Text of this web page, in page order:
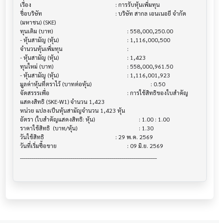
เรื่อง                                  			 : การรับหุ้นเพิ่มทุน
ชื่อบริษัท                               			 : บริษัท สากล เอนเนอยี จำกัด
(มหาชน) (SKE)
ทุนเดิม (บาท)                           			 : 558,000,250.00
- หุ้นสามัญ (หุ้น)                        			 : 1,116,000,500
จำนวนหุ้นเพิ่มทุน                          			 :
- หุ้นสามัญ (หุ้น)                        			 : 1,423
ทุนใหม่ (บาท)                           			 : 558,000,961.50
- หุ้นสามัญ (หุ้น)                        			 : 1,116,001,923
มูลค่าหุ้นที่ตราไว้ (บาทต่อหุ้น)                			 : 0.50
จัดสรรรเพื่อ                            			 : การใช้สิทธิของใบสำคัญ
แสดงสิทธิ (SKE-W1) จำนวน 1,423
หน่วย แปลงเป็นหุ้นสามัญจำนวน 1,423 หุ้น
อัตรา (ใบสำคัญแสดงสิทธิ: หุ้น)            			 : 1.00 : 1.00
ราคาใช้สิทธิ  (บาท/หุ้น)                   			 : 1.30
วันใช้สิทธิ                              			 : 29 พ.ค. 2569
วันที่เริ่มซื้อขาย                          			 : 09 มิ.ย. 2569